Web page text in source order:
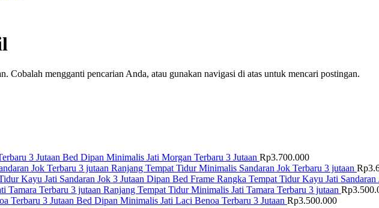
Cobalah mengganti pencarian Anda, atau gunakan navigasi di atas untuk mencari postingan.
Bed Dipan Minimalis Jati Morgan Terbaru 3 Jutaan Rp3.700.000
Ranjang Tempat Tidur Minimalis Sandaran Jok Terbaru 3 jutaan Rp
Dipan Bed Frame Rangka Tempat Tidur Kayu Jati Sandaran
Ranjang Tempat Tidur Minimalis Jati Tamara Terbaru 3 jutaan Rp
Bed Dipan Minimalis Jati Laci Benoa Terbaru 3 Jutaan Rp3.500.000